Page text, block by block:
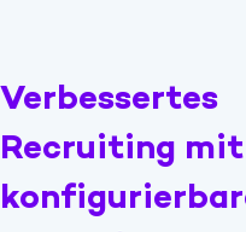
Verbessertes
Recruiting mit